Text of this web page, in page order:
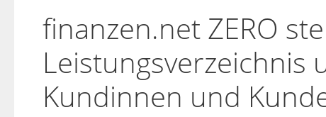
finanzen.net ZERO
Leistungsverzeichnis
Kundinnen und